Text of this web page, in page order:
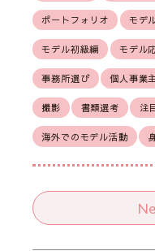
ポートフォリオ モデ
モデル初級編 モデル
事務所選び 個人事業
撮影 書類選考 注
海外でのモデル活動